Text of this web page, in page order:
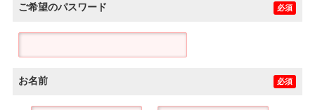
ご希望のパスワード 必須
お名前 必須